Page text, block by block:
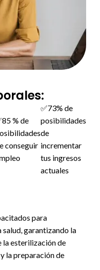
% de
conseguir
✅73% de
posibilidades
de
incrementar
tus ingresos
actuales
para
salud, garantizando la
la esterilización de
la preparación de